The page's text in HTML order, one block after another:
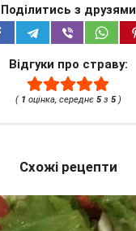
Поділитись з друзями
Відгуки про страву:
( 1 оцінка, середнє 5з 5)
Схожі рецепти